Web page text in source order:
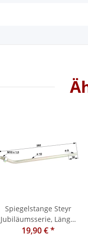
Spiegelstange Steyr
Jubiläumsserie, Länge:
282 mm
19,90 €*